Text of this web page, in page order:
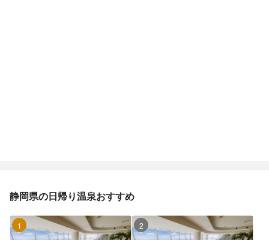
静岡県の日帰り温泉おすすめ
1位 2位